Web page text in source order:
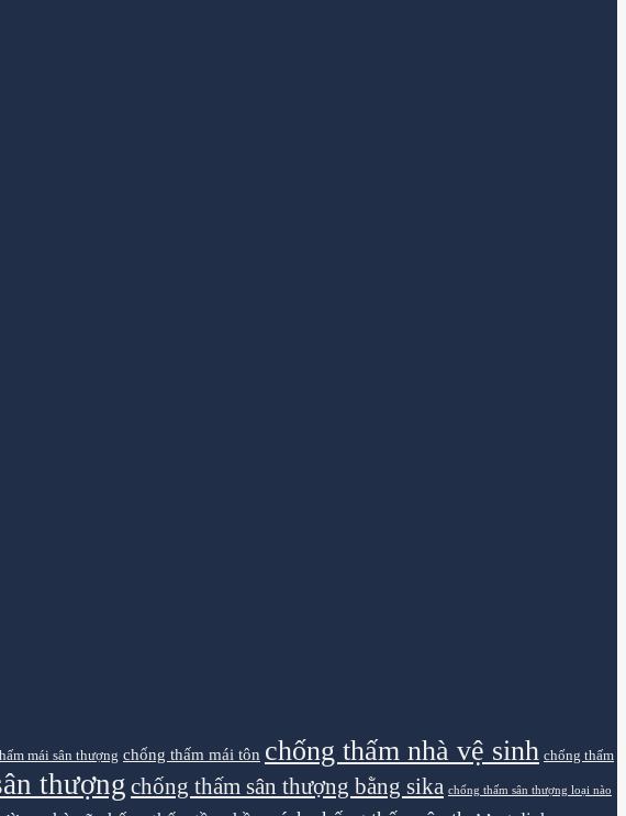
mái sân thượng chống thấm mái tôn chống thấm nhà vệ sinh chống thấm
thượng chống thấm sân thượng bằng sika chống thấm sân thượng loại nào